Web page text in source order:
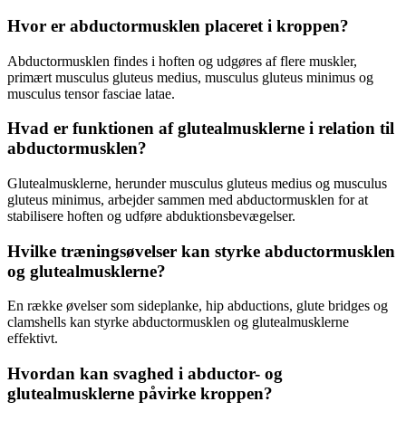
Hvor er abductormusklen placeret i kroppen?
Abductormusklen findes i hoften og udgøres af flere muskler,
primært musculus gluteus medius, musculus gluteus minimus og
musculus tensor fasciae latae.
Hvad er funktionen af glutealmusklerne i relation til
abductormusklen?
Glutealmusklerne, herunder musculus gluteus medius og musculus
gluteus minimus, arbejder sammen med abductormusklen for at
stabilisere hoften og udføre abduktionsbevægelser.
Hvilke træningsøvelser kan styrke abductormusklen
og glutealmusklerne?
En række øvelser som sideplanke, hip abductions, glute bridges og
clamshells kan styrke abductormusklen og glutealmusklerne
effektivt.
Hvordan kan svaghed i abductor- og
glutealmusklerne påvirke kroppen?